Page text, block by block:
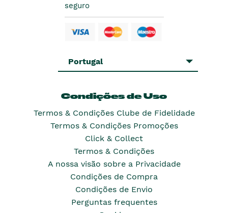
seguro
Portugal
Condições de Uso
Termos & Condições Clube de Fidelidade
Termos & Condições Promoções
Click & Collect
Termos & Condições
A nossa visão sobre a Privacidade
Condições de Compra
Condições de Envio
Perguntas frequentes